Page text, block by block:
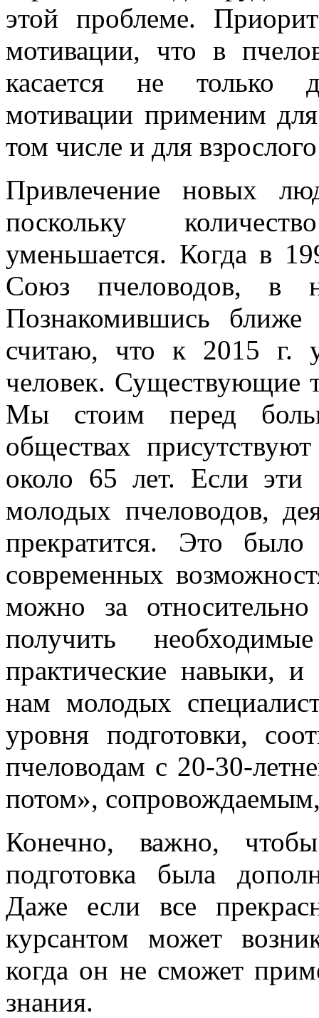
этой проблеме.
мотивации, что в
касается не только
мотивации применим для
том числе и для
Привлечение новых
поскольку
уменьшается. Когда в
Союз пчеловодов, в
Познакомившись ближе
считаю, что к 2015 г.
человек. Существующие
Мы стоим перед
обществах
около 65 лет. Если эти
молодых пчеловодов,
прекратится. Это
современных
можно за
получить
практические навыки, и
нам молодых
уровня подготовки,
пчеловодам с 20-30-
потом»,
Конечно, важно, чтобы
подготовка была
Даже если все
курсантом может
когда он не сможет
знания.